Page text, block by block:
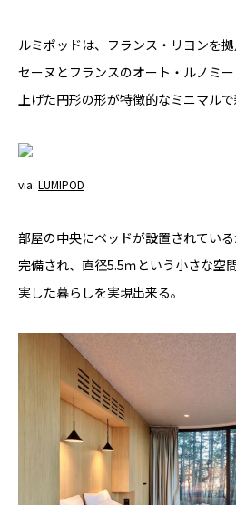
ルミポッドは、フランス・リヨンを
セーヌとフランスのオート・ルノミ
上げた円形の形が特徴的なミニマルで
via: LUMIPOD
部屋の中央にベッドが設置されてい
完備され、直径5.5ｍという小さな空
実した暮らしを実現出来る。